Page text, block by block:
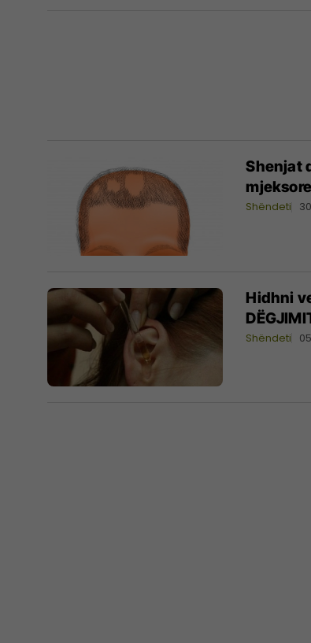
Shenjat
mjeksore
Shëndeti
Hidhni
Shëndeti